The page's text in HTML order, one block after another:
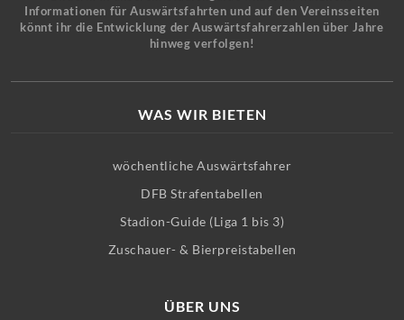
Informationen für Auswärtsfahrten und auf den Vereinsseiten
könnt ihr die Entwicklung der Auswärtsfahrerzahlen über Jahre
hinweg verfolgen!
WAS WIR BIETEN
wöchentliche Auswärtsfahrer
DFB Strafentabellen
Stadion-Guide (Liga 1 bis 3)
Zuschauer- & Bierpreistabellen
ÜBER UNS